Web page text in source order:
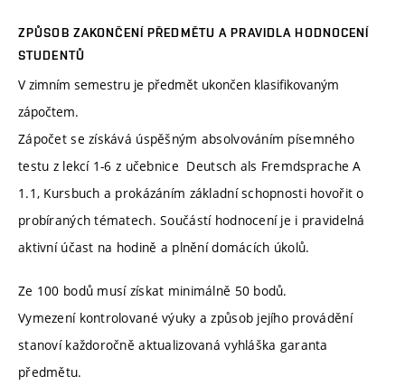
ZPŮSOB ZAKONČENÍ PŘEDMĚTU A PRAVIDLA HODNOCENÍ
STUDENTŮ
V zimním semestru je předmět ukončen klasifikovaným
zápočtem.
Zápočet se získává úspěšným absolvováním písemného
testu z lekcí 1-6 z učebnice Deutsch als Fremdsprache A
1.1, Kursbuch a prokázáním základní schopnosti hovořit o
probíraných tématech. Součástí hodnocení je i pravidelná
aktivní účast na hodině a plnění domácích úkolů.
Ze 100 bodů musí získat minimálně 50 bodů.
Vymezení kontrolované výuky a způsob jejího provádění
stanoví každoročně aktualizovaná vyhláška garanta
předmětu.